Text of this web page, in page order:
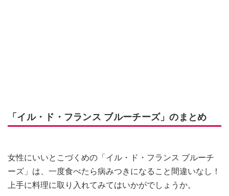
「イル・ド・フランス ブルーチーズ」のまとめ
女性にいいとこづくめの「イル・ド・フランス ブルーチ
ーズ」は、一度食べたら病みつきになること間違いなし！
上手に料理に取り入れてみてはいかがでしょうか。